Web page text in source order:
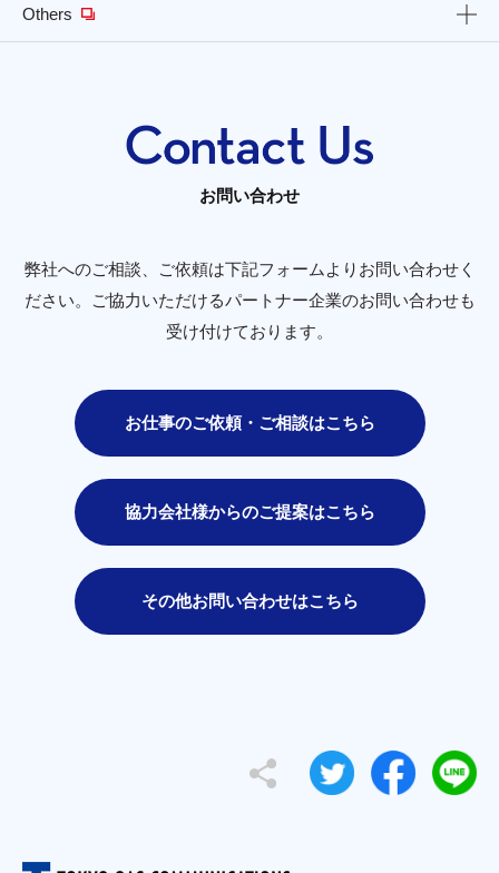
Others
お問い合わせ
弊社へのご相談、ご依頼は下記フォームよりお問い合わせく
ださい。
ご協力いただけるパートナー企業のお問い合わせも
受け付けております。
お仕事のご依頼・ご相談はこちら
協力会社様からのご提案はこちら
その他お問い合わせはこちら